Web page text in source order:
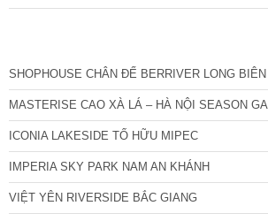
SHOPHOUSE CHÂN ĐẾ BERRIVER LONG BIÊN
MASTERISE CAO XÀ LÁ – HÀ NỘI SEASON
ICONIA LAKESIDE TỐ HỮU MIPEC
IMPERIA SKY PARK NAM AN KHÁNH
VIỆT YÊN RIVERSIDE BẮC GIANG